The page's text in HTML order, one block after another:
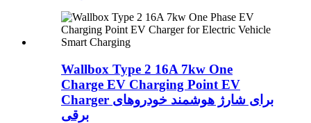
Wallbox Type 2 16A 7kw One
Charge EV Charging Point EV
Charger برای شارژ هوشمند خودروهای
برقی